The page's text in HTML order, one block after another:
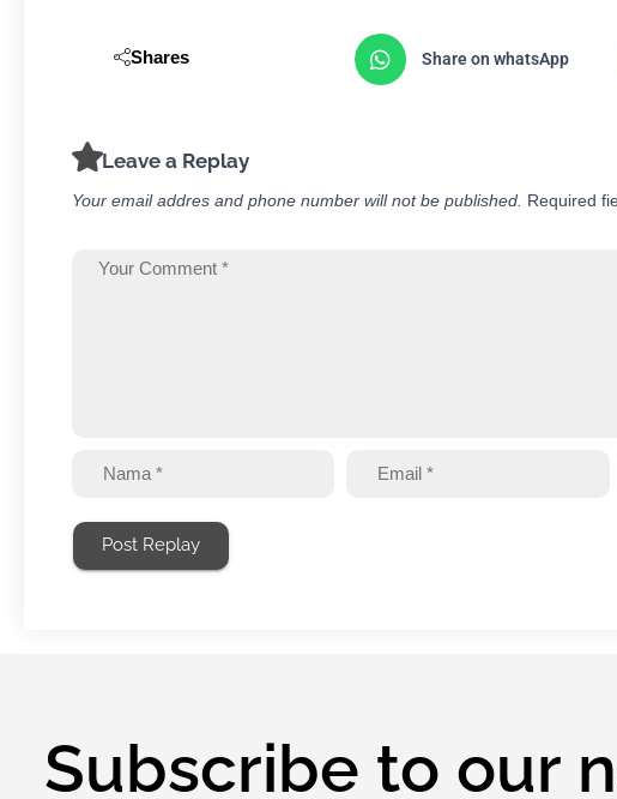
Shares Share on whatsApp
Leave a Replay
Your email addres and phone number will not be published. Required
Post Replay
Subscribe to our